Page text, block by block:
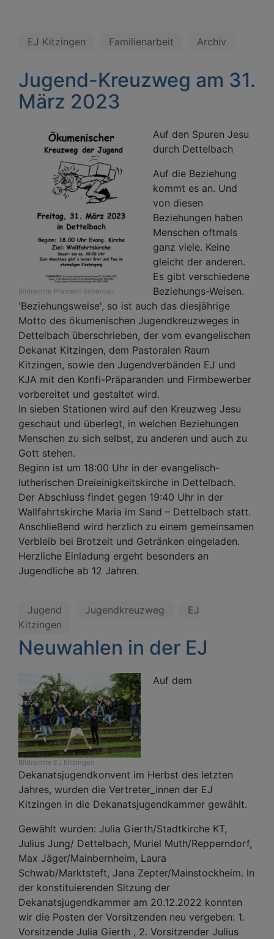
EJ Kitzingen Familienarbeit Archiv
Jugend-Kreuzweg am 31.
März 2023
Bildrechte Pfarramt Schernau
Auf den Spuren Jesu
durch Dettelbach
Auf die Beziehung
kommt es an. Und
von diesen
Beziehungen haben
Menschen oftmals
ganz viele. Keine
gleicht der anderen.
Es gibt verschiedene
Beziehungs-Weisen.
'Beziehungsweise', so ist auch das diesjährige
Motto des ökumenischen Jugendkreuzweges in
Dettelbach überschrieben, der vom evangelischen
Dekanat Kitzingen, dem Pastoralen Raum
Kitzingen, sowie den Jugendverbänden EJ und
KJA mit den Konfi-Präparanden und Firmbewerber
vorbereitet und gestaltet wird.
In sieben Stationen wird auf den Kreuzweg Jesu
geschaut und überlegt, in welchen Beziehungen
Menschen zu sich selbst, zu anderen und auch zu
Gott stehen.
Beginn ist um 18:00 Uhr in der evangelisch-
lutherischen Dreieinigkeitskirche in Dettelbach.
Der Abschluss findet gegen 19:40 Uhr in der
Wallfahrtskirche Maria im Sand – Dettelbach statt.
Anschließend wird herzlich zu einem gemeinsamen
Verbleib bei Brotzeit und Getränken eingeladen.
Herzliche Einladung ergeht besonders an
Jugendliche ab 12 Jahren.
Jugend Jugendkreuzweg
EJ
Kitzingen
Neuwahlen in der EJ
Bildrechte EJ Kitzingen
Auf dem
Dekanatsjugendkonvent im Herbst des letzten
Jahres, wurden die Vertreter_innen der EJ
Kitzingen in die Dekanatsjugendkammer gewählt.
Gewählt wurden: Julia Gierth/Stadtkirche KT,
Julius Jung/ Dettelbach, Muriel Muth/Repperndorf,
Max Jäger/Mainbernheim, Laura
Schwab/Marktsteft, Jana Zepter/Mainstockheim. In
der konstituierenden Sitzung der
Dekanatsjugendkammer am 20.12.2022 konnten
wir die Posten der Vorsitzenden neu vergeben: 1.
Vorsitzende Julia Gierth , 2. Vorsitzender Julius